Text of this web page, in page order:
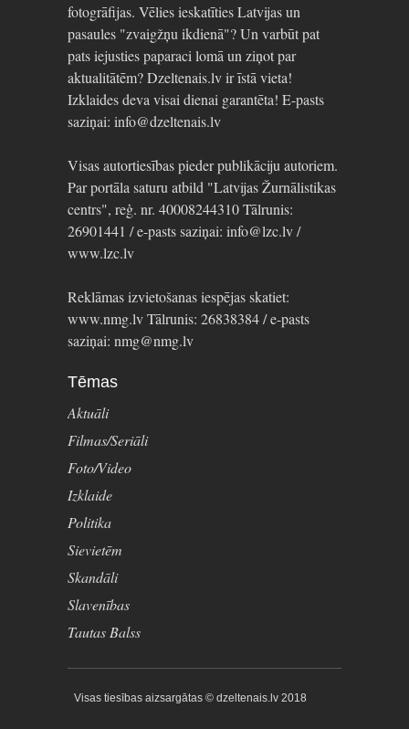
fotogrāfijas. Vēlies ieskatīties Latvijas un
pasaules "zvaigžņu ikdienā"? Un varbūt pat
pats iejusties paparaci lomā un ziņot par
aktualitātēm? Dzeltenais.lv ir īstā vieta!
Izklaides deva visai dienai garantēta! E-pasts
saziņai: info@dzeltenais.lv
Visas autortiesības pieder publikāciju autoriem.
Par portāla saturu atbild "Latvijas Žurnālistikas
centrs", reģ. nr. 40008244310 Tālrunis:
26901441 / e-pasts saziņai: info@lzc.lv /
www.lzc.lv
Reklāmas izvietošanas iespējas skatiet:
www.nmg.lv Tālrunis: 26838384 / e-pasts
saziņai: nmg@nmg.lv
Tēmas
Aktuāli
Filmas/Seriāli
Foto/Video
Izklaide
Politika
Sievietēm
Skandāli
Slavenības
Tautas Balss
Visas tiesības aizsargātas © dzeltenais.lv 2018